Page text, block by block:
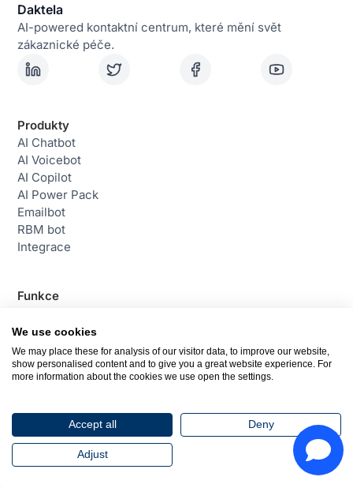
Daktela
AI-powered kontaktní centrum, které mění svět
zákaznické péče.
Produkty
AI Chatbot
AI Voicebot
AI Copilot
AI Power Pack
Emailbot
RBM bot
Integrace
Funkce
Příchozí hovory
Kampaně
Moderní helpdesk
Web chat
Plánování směn
Reporting a wallboardy
We use cookies
We may place these for analysis of our visitor data, to improve our website,
show personalised content and to give you a great website experience. For
more information about the cookies we use open the settings.
Accept all Deny
Adjust